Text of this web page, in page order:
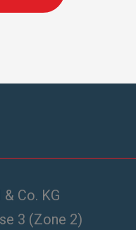
& Co. KG
3 (Zone 2)